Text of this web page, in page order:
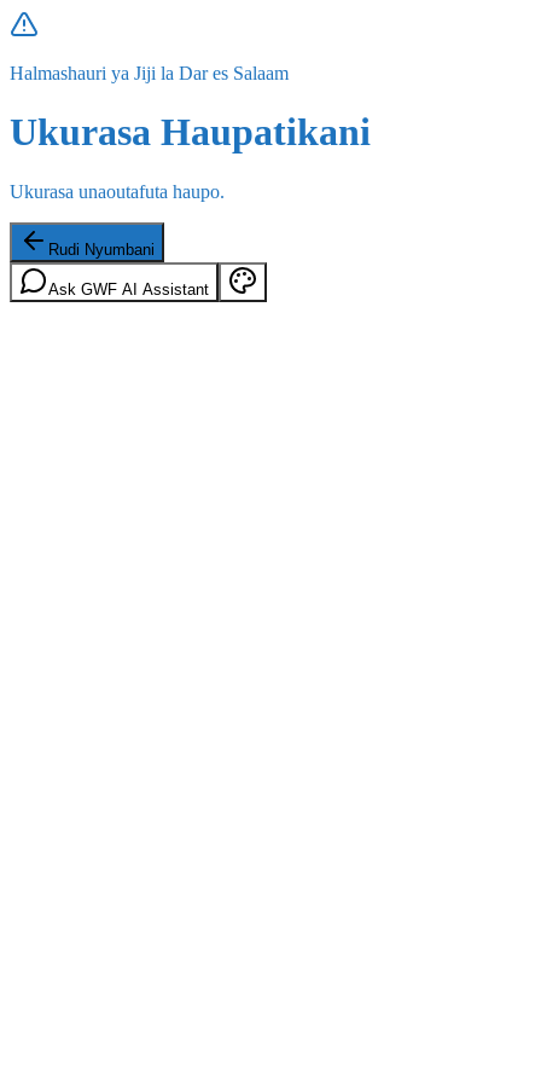
Halmashauri ya Jiji la Dar es Salaam
Ukurasa Haupatikani
Ukurasa unaoutafuta haupo.
Rudi Nyumbani
Ask GWF AI Assistant